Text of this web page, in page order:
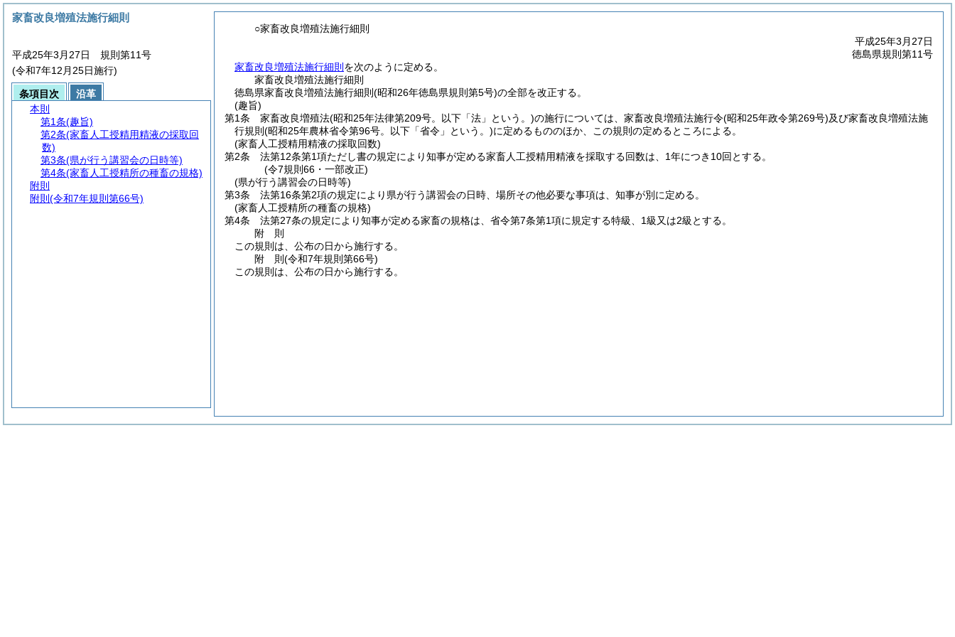
○家畜改良増殖法施行細則
平成25年3月27日
徳島県規則第11号
家畜改良増殖法施行細則 を次のように定める。
家畜改良増殖法施行細則
徳島県家畜改良増殖法施行細則(昭和26年徳島県規則第5号)の全部を改正する。
(趣旨)
第1条
家畜改良増殖法(昭和25年法律第209号。以下「法」という。)の施行については、家畜改良増殖法施行令(昭和25年政令第269号)及び家畜改良増殖法施
行規則 (昭和25年農林省令第96号。以下「省令」という。)に定めるもののほか、この規則の定めるところによる。
(家畜人工授精用精液の採取回数)
第2条
法第12条第1項ただし書の規定により知事が定める家畜人工授精用精液を採取する回数は、1年につき10回とする。
(令7規則66・一部改正)
(県が行う講習会の日時等)
第3条
法第16条第2項の規定により県が行う講習会の日時、場所その他必要な事項は、知事が別に定める。
(家畜人工授精所の種畜の規格)
第4条
法第27条の規定により知事が定める家畜の規格は、省令第7条第1項に規定する特級、1級又は2級とする。
附 則
この規則は、公布の日から施行する。
附 則(令和7年規則第66号)
この規則は、公布の日から施行する。
家畜改良増殖法施行細則
平成25年3月27日 規則第11号
(令和7年12月25日施行)
条項目次
沿革
本則
第1条(趣旨)
第2条(家畜人工授精用精液の採取回
数)
第3条(県が行う講習会の日時等)
第4条(家畜人工授精所の種畜の規格)
附則
附則 (令和7年規則第66号)